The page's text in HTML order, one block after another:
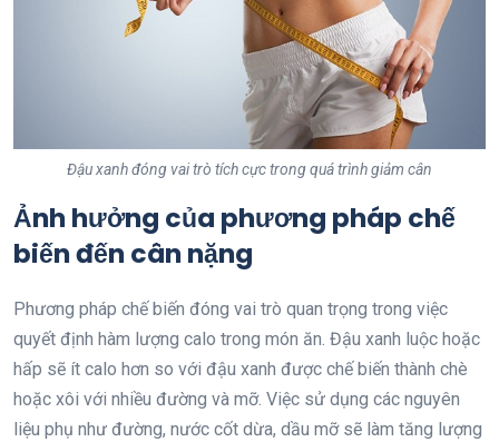
Đậu xanh đóng vai trò tích cực trong quá trình giảm cân
Ảnh hưởng của phương pháp chế
biến đến cân nặng
Phương pháp chế biến đóng vai trò quan trọng trong việc
quyết định hàm lượng calo trong món ăn. Đậu xanh luộc hoặc
hấp sẽ ít calo hơn so với đậu xanh được chế biến thành chè
hoặc xôi với nhiều đường và mỡ. Việc sử dụng các nguyên
liệu phụ như đường, nước cốt dừa, dầu mỡ sẽ làm tăng lượng